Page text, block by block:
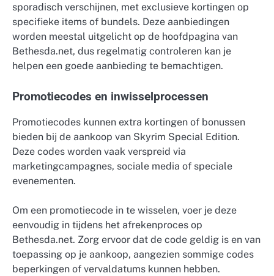
sporadisch verschijnen, met exclusieve kortingen op
specifieke items of bundels. Deze aanbiedingen
worden meestal uitgelicht op de hoofdpagina van
Bethesda.net, dus regelmatig controleren kan je
helpen een goede aanbieding te bemachtigen.
Promotiecodes en inwisselprocessen
Promotiecodes kunnen extra kortingen of bonussen
bieden bij de aankoop van Skyrim Special Edition.
Deze codes worden vaak verspreid via
marketingcampagnes, sociale media of speciale
evenementen.
Om een promotiecode in te wisselen, voer je deze
eenvoudig in tijdens het afrekenproces op
Bethesda.net. Zorg ervoor dat de code geldig is en van
toepassing op je aankoop, aangezien sommige codes
beperkingen of vervaldatums kunnen hebben.